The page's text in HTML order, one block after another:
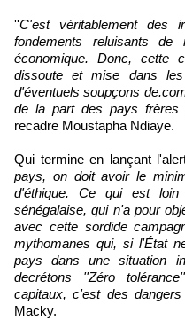
''C'est véritablement des
fondements reluisants de
économique. Donc, cette
dissoute et mise dans
d'éventuels soupçons
de la part des pays frères
recadre Moustapha Ndiaye.
Qui termine en lançant
pays, on doit avoir le
d'éthique. Ce qui est
sénégalaise, qui n'a pour
avec cette sordide
mythomanes qui, si l'État
pays dans une situation
decrétons ''Zéro
capitaux, c'est des dangers
Macky.